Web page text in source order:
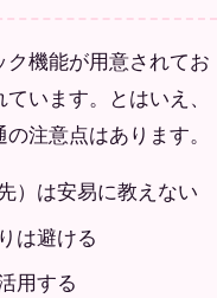
機能が用意されてお
います。とはいえ、
注意点はあります。
）は安易に教えない
は避ける
用する